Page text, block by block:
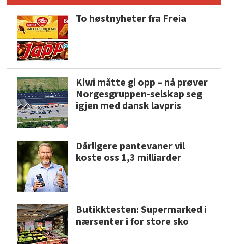
To høstnyheter fra Freia
Kiwi måtte gi opp – nå prøver
Norgesgruppen-selskap seg
igjen med dansk lavpris
Dårligere pantevaner vil
koste oss 1,3 milliarder
Butikktesten: Supermarked i
nærsenter i for store sko